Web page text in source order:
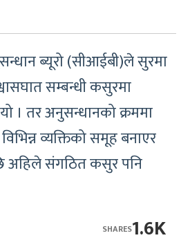
ब्यूरो (सीआईबी)ले सुरमा
सम्बन्धी कसुरमा
। तर अनुसन्धानको क्रममा
व्यक्तिको समूह बनाएर
संगठित कसुर पनि
1.6K
SHARES